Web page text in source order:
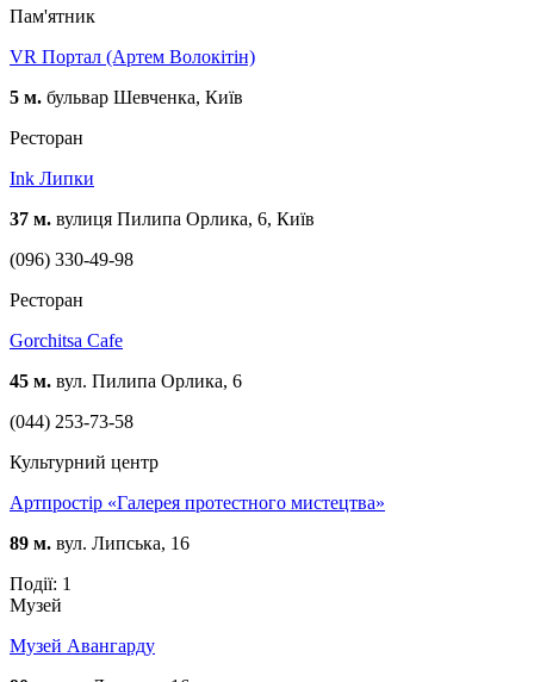
Пам'ятник
VR Портал (Артем Волокітін)
5 м. бульвар Шевченка, Київ
Ресторан
Ink Липки
37 м. вулиця Пилипа Орлика, 6, Київ
(096) 330-49-98
Ресторан
Gorchitsa Cafe
45 м. вул. Пилипа Орлика, 6
(044) 253-73-58
Культурний центр
Артпростір «Галерея протестного мистецтва»
89 м. вул. Липська, 16
Події: 1
Музей
Музей Авангарду